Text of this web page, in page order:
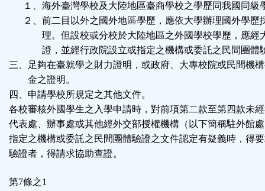
１、海外臺灣學校及大陸地區臺商學校之學歷同我國同級
２、前二目以外之國外地區學歷，應依大學辦理國外學歷
理。但設校或分校於大陸地區之外國學校學歷，應經
證，並經行政院設立或指定之機構或委託之民間團體
三、足夠在臺就學之財力證明，或政府、大專校院或民間機
金之證明。
四、申請學校所規定之其他文件。
各校審核外國學生之入學申請時，對前項第二款至第四款未
代表處、辦事處或其他經外交部授權機構（以下簡稱駐外館
指定之機構或委託之民間團體驗證之文件認定有疑義時，得
驗證者，得請求協助查證。
第7條之1